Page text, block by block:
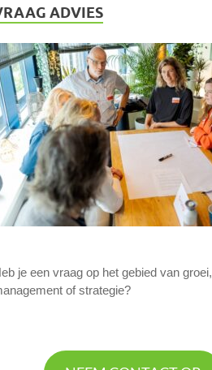
ADVIES
je een vraag op het gebied van groei,
of strategie?